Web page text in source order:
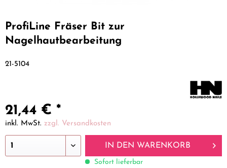
ProfiLine Fräser Bit zur
Nagelhautbearbeitung
21-5104
21,44 € *
inkl. MwSt. zzgl. Versandkosten
IN DEN WARENKORB
Sofort lieferbar